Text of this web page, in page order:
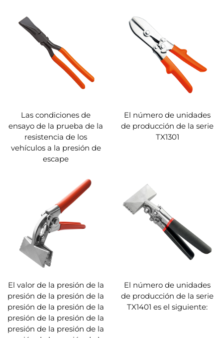
Las condiciones de
ensayo de la prueba de la
resistencia de los
vehículos a la presión de
escape
El número de unidades
de producción de la serie
TX1301
El valor de la presión de la
presión de la presión de la
presión de la presión de la
presión de la presión de la
presión de la presión de la
El número de unidades
de producción de la serie
TX1401 es el siguiente: